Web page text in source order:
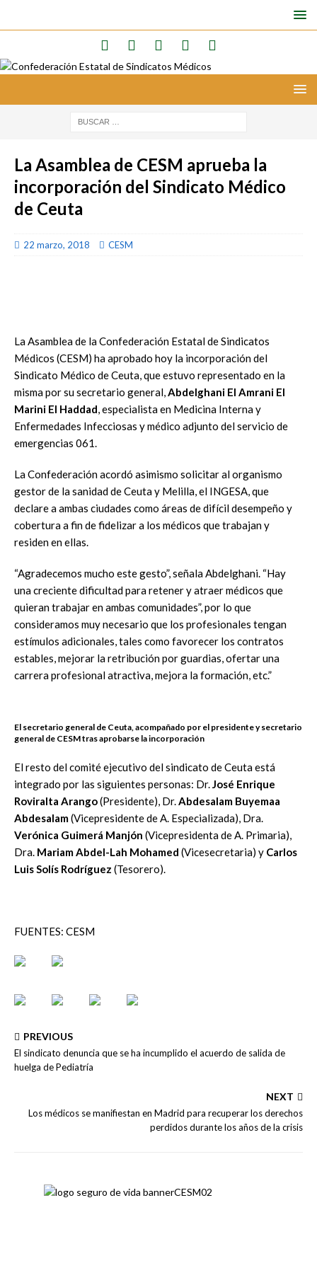
La Asamblea de CESM aprueba la
incorporación del Sindicato Médico
de Ceuta
22 marzo, 2018 CESM
La Asamblea de la Confederación Estatal de Sindicatos
Médicos (CESM) ha aprobado hoy la incorporación del
Sindicato Médico de Ceuta, que estuvo representado en la
misma por su secretario general,Abdelghani El Amrani El
Marini El Haddad, especialista en Medicina Interna y
Enfermedades Infecciosas y médico adjunto del servicio de
emergencias 061.
La Confederación acordó asimismo solicitar al organismo
gestor de la sanidad de Ceuta y Melilla, el INGESA, que
declare a ambas ciudades como áreas de difícil desempeño y
cobertura a fin de fidelizar a los médicos que trabajan y
residen en ellas.
“Agradecemos mucho este gesto”, señala Abdelghani. “Hay
una creciente dificultad para retener y atraer médicos que
quieran trabajar en ambas comunidades”, por lo que
consideramos muy necesario que los profesionales tengan
estímulos adicionales, tales como favorecer los contratos
estables, mejorar la retribución por guardias, ofertar una
carrera profesional atractiva, mejora la formación, etc.”
El secretario general de Ceuta, acompañado por el presidente y secretario
general de CESM tras aprobarse la incorporación
El resto del comité ejecutivo del sindicato de Ceuta está
integrado por las siguientes personas: Dr.José Enrique
Roviralta Arango(Presidente), Dr.Abdesalam Buyemaa
Abdesalam(Vicepresidente de A. Especializada), Dra.
Verónica Guimerá Manjón (Vicepresidenta de A. Primaria),
Dra. Mariam Abdel-Lah Mohamed (Vicesecretaria) y Carlos
Luis Solís Rodríguez (Tesorero).
FUENTES: CESM
PREVIOUS
El sindicato denuncia que se ha incumplido el acuerdo de salida de
huelga de Pediatría
NEXT
Los médicos se manifiestan en Madrid para recuperar los derechos
perdidos durante los años de la crisis